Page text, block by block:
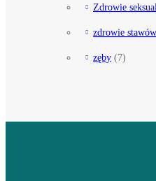
Zdrowie
zdrowie
zęby (7)